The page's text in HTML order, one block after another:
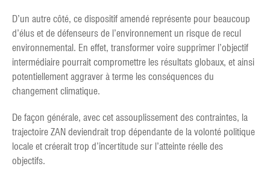
D’un autre côté, ce dispositif amendé représente pour beaucoup
d’élus et de défenseurs de l’environnement un risque de recul
environnemental. En effet, transformer voire supprimer l’objectif
intermédiaire pourrait compromettre les résultats globaux, et ainsi
potentiellement aggraver à terme les conséquences du
changement climatique.
De façon générale, avec cet assouplissement des contraintes, la
trajectoire ZAN deviendrait trop dépendante de la volonté politique
locale et créerait trop d’incertitude sur l’atteinte réelle des
objectifs.